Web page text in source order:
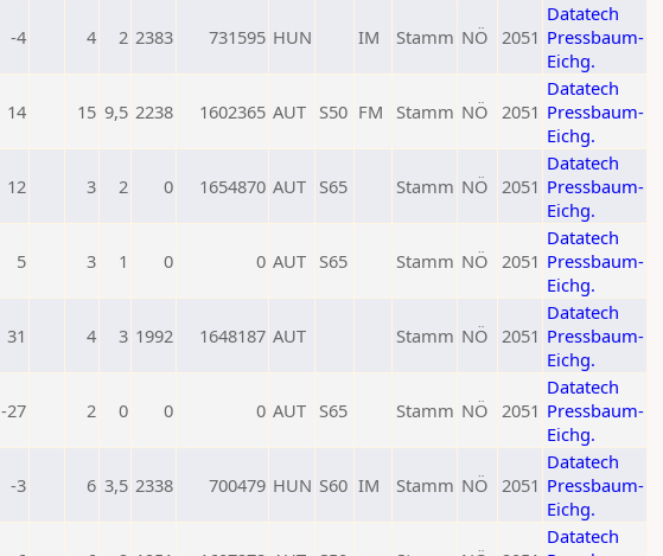
-4 4 2 2383 731595 HUN IM Stamm NÖ 2051
Datatech
Pressbaum-
Eichg.
14 15 9,5 2238 1602365 AUT S50 FM Stamm NÖ 2051
Datatech
Pressbaum-
Eichg.
12 3 2 0 1654870 AUT S65 Stamm NÖ 2051
Datatech
Pressbaum-
Eichg.
5 3 1 0 0 AUT S65 Stamm NÖ 2051
Datatech
Pressbaum-
Eichg.
31 4 3 1992 1648187 AUT Stamm NÖ 2051
Datatech
Pressbaum-
Eichg.
-27 2 0 0 0 AUT S65 Stamm NÖ 2051
Datatech
Pressbaum-
Eichg.
-3 6 3,5 2338 700479 HUN S60 IM Stamm NÖ 2051
Datatech
Pressbaum-
Eichg.
Datatech